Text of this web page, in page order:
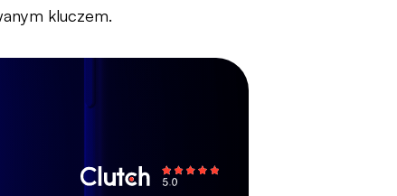
kluczem.